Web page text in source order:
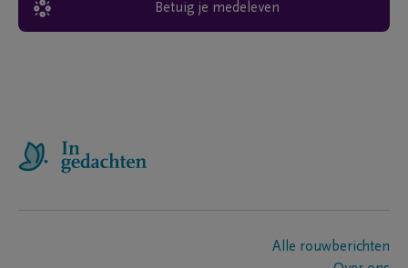
Betuig je medeleven
Alle rouwberichten